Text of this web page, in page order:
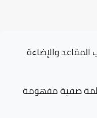
المقاعد والإضاءة
صفية مفهومة